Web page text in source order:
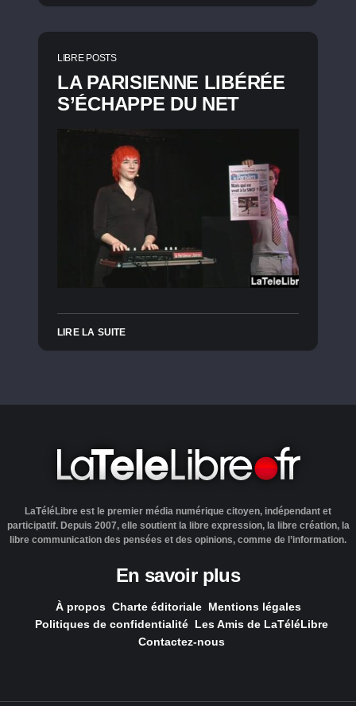
LIBRE POSTS
LA PARISIENNE LIBÉRÉE
S’ÉCHAPPE DU NET
LIRE LA SUITE
LaTéléLibre est le premier média numérique citoyen, indépendant et
participatif. Depuis 2007, elle soutient la libre expression, la libre création, la
libre communication des pensées et des opinions, comme de l’information.
En savoir plus
À propos Charte éditoriale Mentions légales
Politiques de confidentialité Les Amis de LaTéléLibre
Contactez-nous